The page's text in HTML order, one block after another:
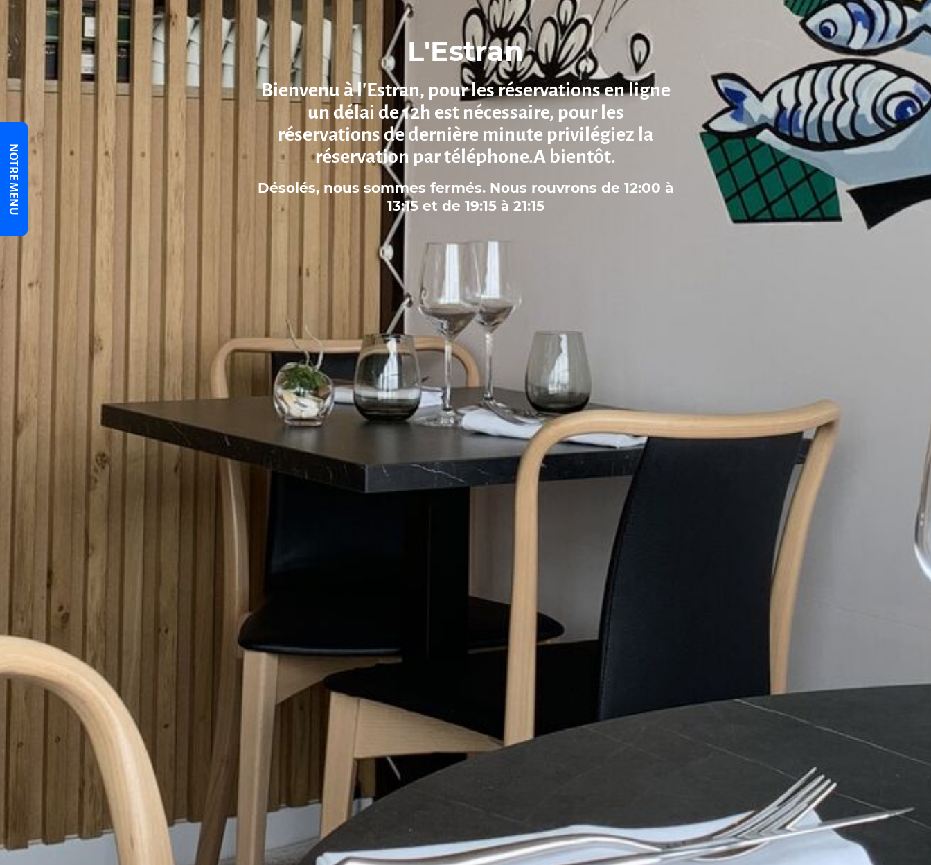
L'Estran
Bienvenu à l'Estran, pour les réservations en ligne
un délai de 12h est nécessaire, pour les
réservations de dernière minute privilégiez la
réservation par téléphone.A bientôt.
Désolés, nous sommes fermés. Nous rouvrons de 12:00 à
13:15 et de 19:15 à 21:15
NOTRE MENU